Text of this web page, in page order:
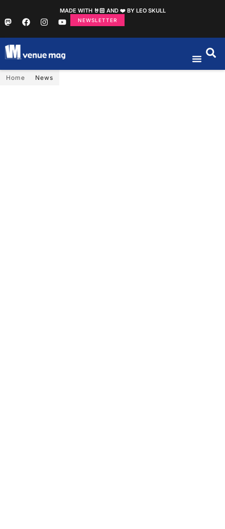
MADE WITH 🤘🏻 AND ❤️ BY LEO SKULL
NEWSLETTER
Home News